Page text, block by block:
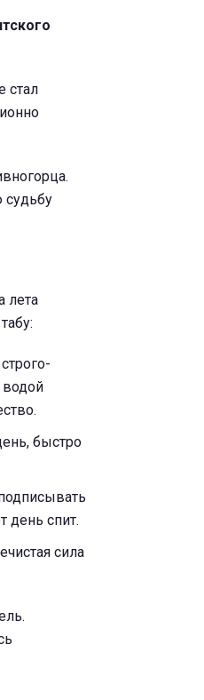
стал
судьбу
лета
водой
быстро
день спит.
сила